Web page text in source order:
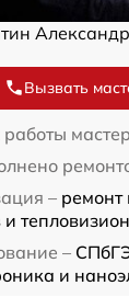
Вызвать
– ремонт
и
–
и